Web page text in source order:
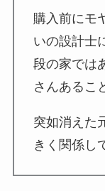
購入前にモ
いの設計士
段の家では
さんあるこ
突如消えた
きく関係し